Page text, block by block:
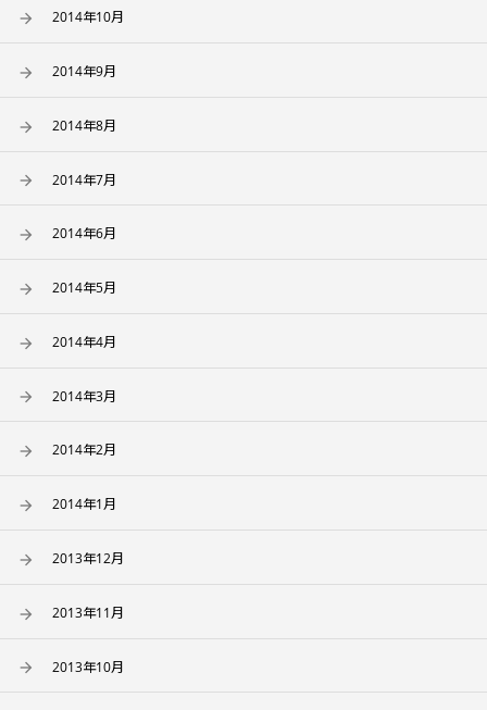
2014年10月
2014年9月
2014年8月
2014年7月
2014年6月
2014年5月
2014年4月
2014年3月
2014年2月
2014年1月
2013年12月
2013年11月
2013年10月